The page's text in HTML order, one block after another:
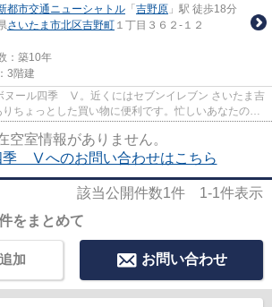
都市交通ニューシャトル 「 吉野原 」駅 徒歩18分
さいたま市北区吉野町 １丁目３６２-１２
：築10年
3階建
ヌール四季 Ⅴ。近くにはセブンイレブン さいたま吉
ちょっとした買い物に便利です。忙しいあなたの時
空室情報がありません。
季 Ⅴへのお問い合わせはこちら
該当公開件数1件 1-1件表示
をまとめて
お問い合わせ
加